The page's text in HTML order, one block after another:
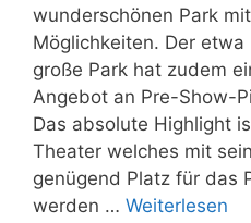
wunderschönen Park
Möglichkeiten. Der
große Park hat zudem
Angebot an Pre-Show-
Das absolute Highlight
Theater welches mit
genügend Platz für das
werden … Weiterlesen